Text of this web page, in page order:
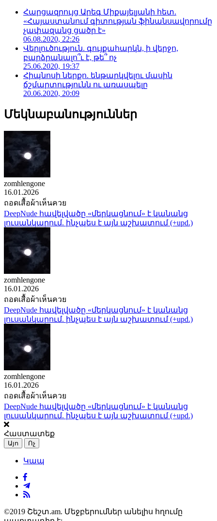
Հարցազրույց Արեգ Միքայելյանի հետ.
«Հայաստանում գիտության ֆինանսավորումը
չափազանց ցածր է»
06.08.2020, 22:26
Վերլուծություն. գույքահարկն, ի վերջո,
բարձրանալո՞ւ է, թե՞ ոչ
25.06.2020, 19:37
Հիպնոսի ներքո. ենթարկվելու մասին
ճշմարտությունն ու առասպելը
20.06.2020, 20:09
Մեկնաբանություններ
zomhlengone
16.01.2026
ถอดเสื้อผ้าเห็นควย
DeepNude հավելվածը «մերկացնում» է կանանց
լուսանկարում. ինչպես է այն աշխատում (+upd.)
zomhlengone
16.01.2026
ถอดเสื้อผ้าเห็นควย
DeepNude հավելվածը «մերկացնում» է կանանց
լուսանկարում. ինչպես է այն աշխատում (+upd.)
zomhlengone
16.01.2026
ถอดเสื้อผ้าเห็นควย
DeepNude հավելվածը «մերկացնում» է կանանց
լուսանկարում. ինչպես է այն աշխատում (+upd.)
Հաստատեք
Այո Ոչ
Կապ
©2019 Շեշտ.am. Մեջբերումներ անելիս հղումը